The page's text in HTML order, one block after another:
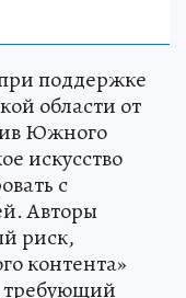
поддержке
области от
Южного
искусство
с
Авторы
риск,
контента»
требующий